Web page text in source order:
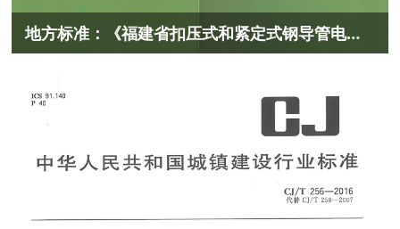
地方标准：《福建省扣压式和紧定式钢导管电线管路施工及验收规程》